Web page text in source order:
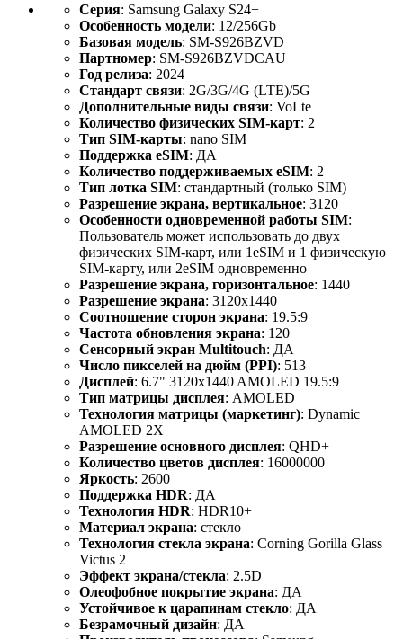
Серия: Samsung Galaxy S24+
Особенность модели: 12/256Gb
Базовая модель: SM-S926BZVD
Партномер: SM-S926BZVDCAU
Год релиза: 2024
Стандарт связи: 2G/3G/4G (LTE)/5G
Дополнительные виды связи: VoLte
Количество физических SIM-карт: 2
Тип SIM-карты: nano SIM
Поддержка eSIM: ДА
Количество поддерживаемых eSIM: 2
Тип лотка SIM: стандартный (только SIM)
Разрешение экрана, вертикальное: 3120
Особенности одновременной работы SIM:
Пользователь может использовать до двух
физических SIM-карт, или 1eSIM и 1 физическую
SIM-карту, или 2eSIM одновременно
Разрешение экрана, горизонтальное: 1440
Разрешение экрана: 3120x1440
Соотношение сторон экрана: 19.5:9
Частота обновления экрана: 120
Сенсорный экран Multitouch: ДА
Число пикселей на дюйм (PPI): 513
Дисплей: 6.7" 3120x1440 AMOLED 19.5:9
Тип матрицы дисплея: AMOLED
Технология матрицы (маркетинг): Dynamic
AMOLED 2X
Разрешение основного дисплея: QHD+
Количество цветов дисплея: 16000000
Яркость: 2600
Поддержка HDR: ДА
Технология HDR: HDR10+
Материал экрана: стекло
Технология стекла экрана: Corning Gorilla Glass
Victus 2
Эффект экрана/стекла: 2.5D
Олеофобное покрытие экрана: ДА
Устойчивое к царапинам стекло: ДА
Безрамочный дизайн: ДА